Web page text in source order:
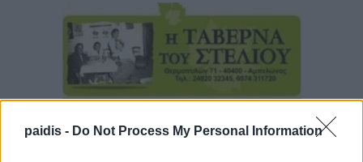
paidis - Do Not Process My Personal Information